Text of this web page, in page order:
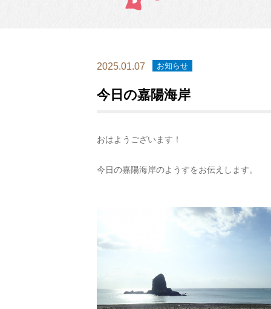
2025.01.07 お知らせ
今日の嘉陽海岸
おはようございます！
今日の嘉陽海岸のようすをお伝えします。